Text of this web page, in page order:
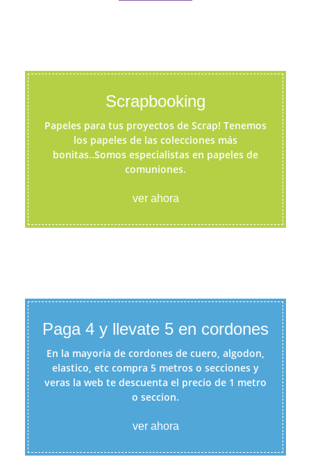
Scrapbooking
Papeles para tus proyectos de Scrap! Tenemos
los papeles de las colecciones más
bonitas..Somos especialistas en papeles de
comuniones.
ver ahora
Paga 4 y llevate 5 en cordones
En la mayoria de cordones de cuero, algodon,
elastico, etc compra 5 metros o secciones y
veras la web te descuenta el precio de 1 metro
o seccion.
ver ahora